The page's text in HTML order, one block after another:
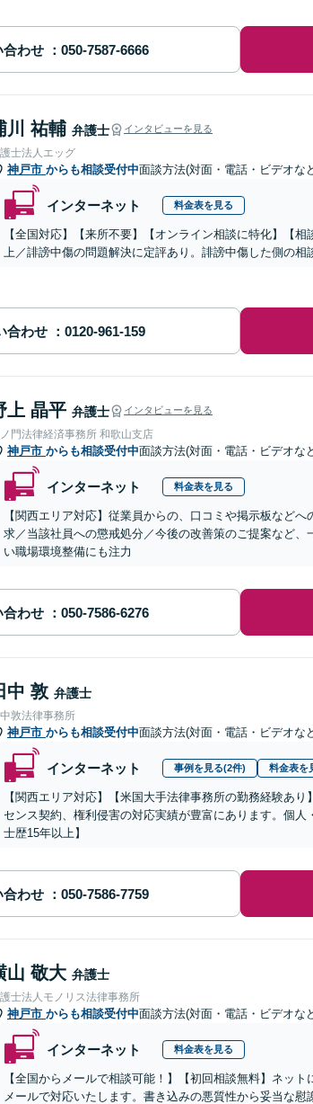
合わせ
川 祐輔 弁護士 インタビューを見る
士法人エッグ
神戸市 からも相談受付中面談方法(対面・電話・ビデオな
インターネット 料金表を見る
【全国対応】【来所不要】【オンライン相談に特化】【
上／誹謗中傷の問題解決に定評あり。誹謗中傷した側の相
合わせ
上 晶平 弁護士 インタビューを見る
門法律経済事務所 和歌山支店
神戸市 からも相談受付中面談方法(対面・電話・ビデオな
インターネット 料金表を見る
【関西エリア対応】従業員からの、口コミや掲示板など
求／当該社員への懲戒処分／今後の改善策のご提案など
い職場環境整備にも注力
合わせ
中 敦 弁護士
敦法律事務所
神戸市 からも相談受付中面談方法(対面・電話・ビデオな
インターネット 事例を見る(2件) 料金表を
【関西エリア対応】【米国大手法律事務所の勤務経験あ
センス契約、権利侵害の対応実績が豊富にあります。個
士歴15年以上】
合わせ
山 敬大 弁護士
士法人モノリス法律事務所
神戸市 からも相談受付中面談方法(対面・電話・ビデオな
インターネット 料金表を見る
【全国からメールで相談可能！】【初回相談無料】ネッ
メールで対応いたします。書き込みの悪質性から妥当な